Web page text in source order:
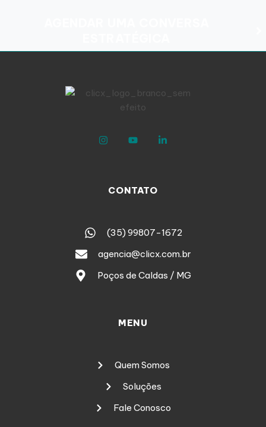
CONTATO
(35) 99807-1672
agencia@clicx.com.br
Poços de Caldas / MG
MENU
Quem Somos
Soluções
Fale Conosco